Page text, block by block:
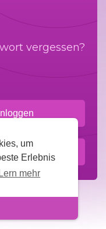
um
Erlebnis
Lern mehr
vergessen?